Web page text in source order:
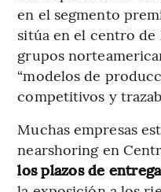
en el segmento
sitúa en el centro
grupos
“modelos de
competitivos y
Muchas empresas
nearshoring en
los plazos de entrega